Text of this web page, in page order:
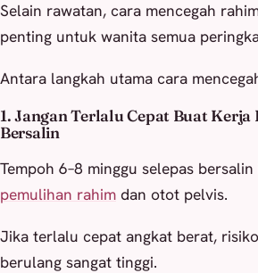
Selain rawatan, cara mencegah
penting untuk wanita semua
Antara langkah utama cara
1. Jangan Terlalu Cepat Buat Kerja
Bersalin
Tempoh 6–8 minggu selepas
pemulihan rahim dan otot pelvis.
Jika terlalu cepat angkat berat,
berulang sangat tinggi.